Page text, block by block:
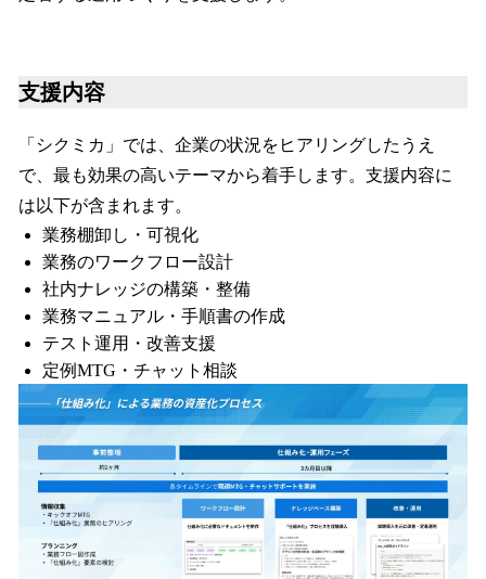
支援内容
「シクミカ」では、企業の状況をヒアリングしたうえ
で、最も効果の高いテーマから着手します。支援内容に
は以下が含まれます。
業務棚卸し・可視化
業務のワークフロー設計
社内ナレッジの構築・整備
業務マニュアル・手順書の作成
テスト運用・改善支援
定例MTG・チャット相談